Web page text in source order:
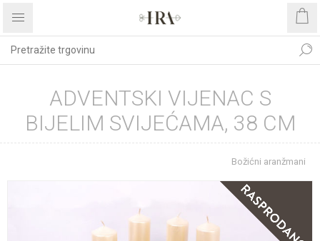
ADVENTSKI VIJENAC S
BIJELIM SVIJEĆAMA, 38 CM
Božićni aranžmani